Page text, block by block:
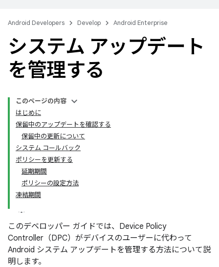
Android Developers Develop Android Enterprise
システム アップデート
を管理する
このページの内容
はじめに
保留中のアップデートを確認する
保留中の更新について
システム コールバック
ポリシーを更新する
延期期間
ポリシーの設定方法
凍結期間
このデベロッパー ガイドでは、Device Policy
Controller（DPC）がデバイスのユーザーに代わって
Android システム アップデートを管理する方法について説
明します。